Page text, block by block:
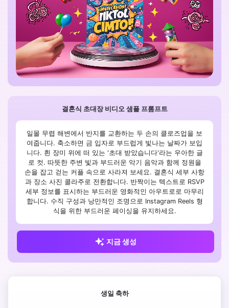
결혼식 초대장 비디오 샘플 프롬프트
일몰 무렵 해변에서 반지를 교환하는 두 손의 클로즈업을 보
여줍니다. 축소하면 금 입자로 부드럽게 빛나는 날짜가 보입
니다. 흰 장미 위에 떠 있는 '초대 받았습니다'라는 우아한 글
로 컷. 따뜻한 주변 빛과 부드러운 악기 음악과 함께 정원을
손을 잡고 걷는 커플 속으로 사라져 보세요. 결혼식 세부 사항
과 장소 사진 콜라주로 전환합니다. 반짝이는 텍스트로 RSVP
세부 정보를 표시하는 부드러운 영화적인 아우트로로 마무리
합니다. 수직 구성과 낭만적인 조명으로 Instagram Reels 형
식을 위한 부드러운 페이싱을 유지하세요.
지금 생성
생일 축하